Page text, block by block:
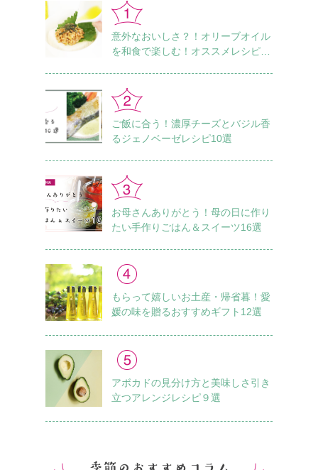
意外なおいしさ？！オリーブオイル
を和食で楽しむ！オススメレシピ18
ご飯に合う！濃厚チーズとバジル香
るジェノベーゼレシピ10選
お母さんありがとう！母の日に作り
たい手作りごはん＆スイーツ16選
もらって嬉しいお土産・帰省暮！愛
媛の味を贈るおすすめギフト12選
アボカドの見分け方と美味しさ引き
立つアレンジレシピ９選